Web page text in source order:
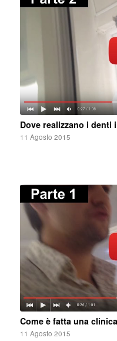
Dove realizzano i denti
11 Agosto 2015
Come è fatta una
11 Agosto 2015